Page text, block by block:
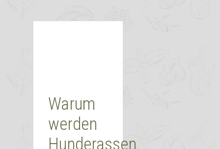
Warum
werden
Hunderassen